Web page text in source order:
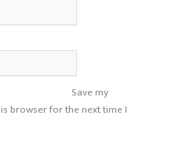
Save my
browser for the next time I